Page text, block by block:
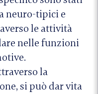
neuro-tipici e
le attività
nelle funzioni
la
si può dar vita